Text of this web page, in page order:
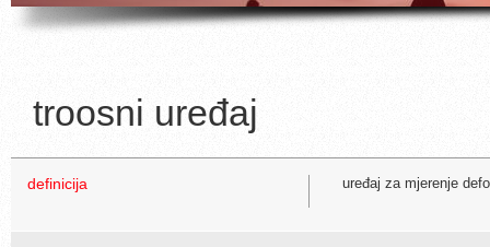
troosni uređaj
definicija uređaj za mjerenje